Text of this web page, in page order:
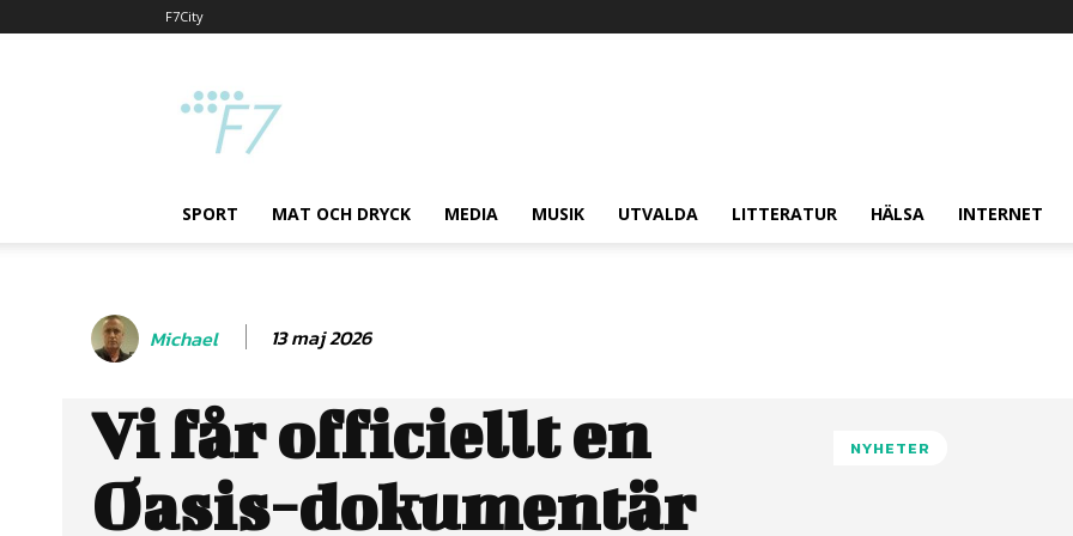
F7City
SPORT MAT OCH DRYCK MEDIA MUSIK UTVALDA LITTERATUR HÄLSA INTERNET
Michael 13 maj 2026
Vi får officiellt en
Oasis-dokumentär
NYHETER